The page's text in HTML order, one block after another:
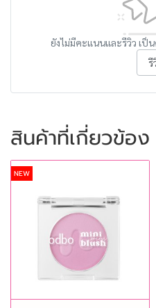
ยังไม่มีคะแนนและรีวิว เป็
รี
สินค้าที่เกี่ยวข้อง
NEW